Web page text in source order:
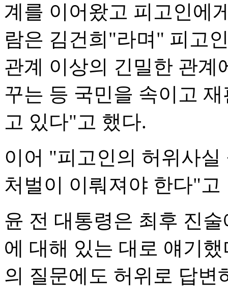
계를 이어왔고 피고인에
람은 김건희"라며" 피고
관계 이상의 긴밀한 관계
꾸는 등 국민을 속이고
고 있다"고 했다.
이어 "피고인의 허위사
처벌이 이뤄져야 한다"고
윤 전 대통령은 최후 진
에 대해 있는 대로 얘기
의 질문에도 허위로 답변